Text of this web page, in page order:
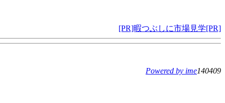
[PR]暇つぶしに市場見学[PR]
Powered by ime140409